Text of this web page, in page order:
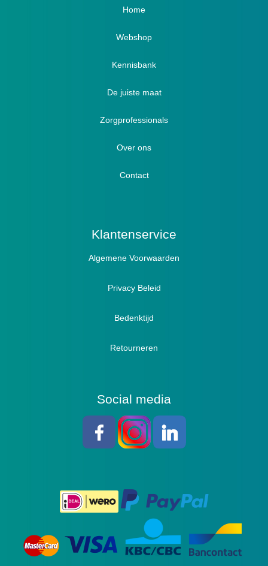
Home
Webshop
Verbandschoenen / Verbandsloffen
Luxe verbandschoenen / stretch (Hallux)
Diabetici
Winterboots
Lymph / Oedeem
Actief
Pantoffels
Sandalen
Kennisbank
Diabetici
Oedeem
Hallux Valgus
Hamertenen
De juiste maat
Zorgprofessionals
Over ons
Contact
Klantenservice
Algemene Voorwaarden
Privacy Beleid
Bedenktijd
Retourneren
Social media